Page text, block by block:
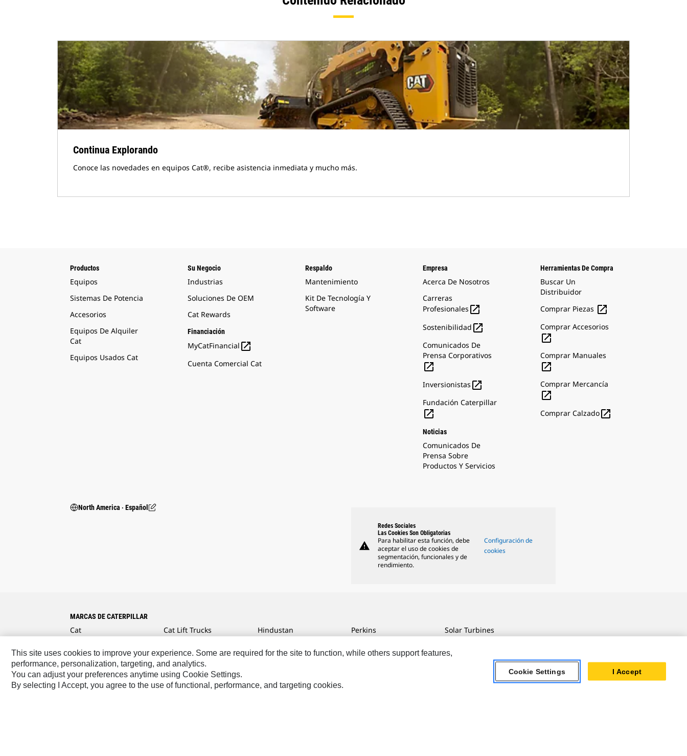
Continua Explorando
Conoce las novedades en equipos Cat®, recibe asistencia inmediata y mucho más.
Productos
Equipos
Sistemas De Potencia
Accesorios
Equipos De Alquiler
Cat
Equipos Usados Cat
Su Negocio
Industrias
Soluciones De OEM
Cat Rewards
Financiación
MyCatFinancial 
Cuenta Comercial Cat
Respaldo
Mantenimiento
Kit De Tecnología Y
Software
Empresa
Acerca De Nosotros
Carreras
Profesionales 
Sostenibilidad 
Comunicados De
Prensa Corporativos

Inversionistas 
Fundación Caterpillar

Noticias
Comunicados De
Prensa Sobre
Productos Y Servicios
Herramientas De Compra
Buscar Un
Distribuidor
Comprar Piezas 
Comprar Accesorios

Comprar Manuales

Comprar Mercancía

Comprar Calzado
North America ‧ Español
warning
Redes Sociales
Las Cookies Son Obligatorias
Para habilitar esta función, debe
aceptar el uso de cookies de
segmentación, funcionales y de
rendimiento.
Configuración de
cookies
MARCAS DE CATERPILLAR
Cat
Cat Reman
Cat Rentals
Cat Lift Trucks
AsiaTrak
FG Wilson
Hindustan
Perkins
Solar Turbines
Turner Powertrain
This site uses cookies to improve your experience. Some are required for the site to function, while others support features,
performance, personalization, targeting, and analytics.
You can adjust your preferences anytime using Cookie Settings.
By selecting I Accept, you agree to the use of functional, performance, and targeting cookies.
Cookie Settings I Accept